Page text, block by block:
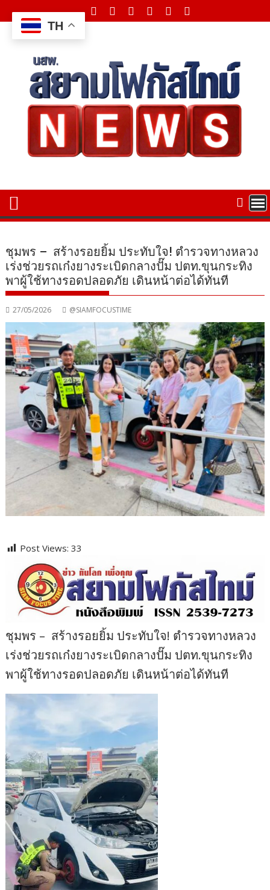
to
content
ชุมพร – สร้างรอยยิ้ม ประทับใจ! ตำรวจทางหลวง
เร่งช่วยรถเก๋งยางระเบิดกลางปั๊ม ปตท.ขุนกระทิง
พาผู้ใช้ทางรอดปลอดภัย เดินหน้าต่อได้ทันที
27/05/2026 @SIAMFOCUSTIME
Post Views: 33
ชุมพร – สร้างรอยยิ้ม ประทับใจ! ตำรวจทางหลวง
เร่งช่วยรถเก๋งยางระเบิดกลางปั๊ม ปตท.ขุนกระทิง
พาผู้ใช้ทางรอดปลอดภัย เดินหน้าต่อได้ทันที
TH